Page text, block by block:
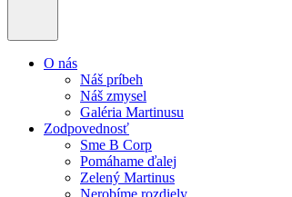
O nás
Náš príbeh
Náš zmysel
Galéria Martinusu
Zodpovednosť
Sme B Corp
Pomáhame ďalej
Zelený Martinus
Nerobíme rozdiely